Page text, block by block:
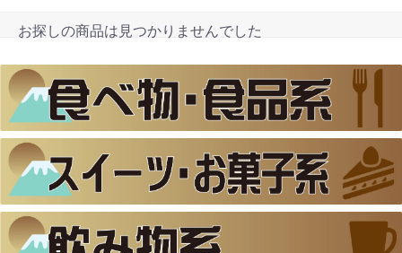
お探しの商品は見つかりませんでした